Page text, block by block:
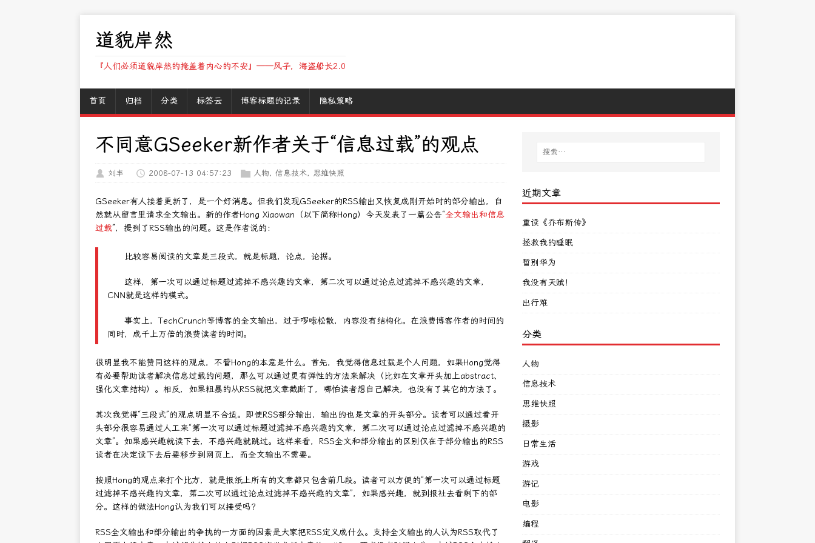
道貌岸然
『人们必须道貌岸然的掩盖着内心的不安』——风子，海盗船长2.0
首页 归档 分类 标签云 博客标题的记录 隐私策略
不同意GSeeker新作者关于“信息过载”的观点
刘丰 2008-07-13 04:57:23 人物 , 信息技术, 思维快照
GSeeker有人接着更新了，是一个好消息。但我们发现GSeeker的RSS输出又恢复成刚开始时的部分输出，自
然就从留言里请求全文输出。新的作者Hong Xiaowan（以下简称Hong）今天发表了一篇公告“全文输出和信息
过载”，提到了RSS输出的问题。这是作者说的：
比较容易阅读的文章是三段式，就是标题，论点，论据。
这样，第一次可以通过标题过滤掉不感兴趣的文章，第二次可以通过论点过滤掉不感兴趣的文章，
CNN就是这样的模式。
事实上，TechCrunch等博客的全文输出，过于啰嗦松散，内容没有结构化。在浪费博客作者的时间的
同时，成千上万倍的浪费读者的时间。
很明显我不能赞同这样的观点，不管Hong的本意是什么。首先，我觉得信息过载是个人问题，如果Hong觉得
有必要帮助读者解决信息过载的问题，那么可以通过更有弹性的方法来解决（比如在文章开头加上abstract、
强化文章结构）。相反，如果粗暴的从RSS就把文章截断了，哪怕读者想自己解决，也没有了其它的方法了。
其次我觉得“三段式”的观点明显不合适。即使RSS部分输出，输出的也是文章的开头部分。读者可以通过看开
头部分很容易通过人工来“第一次可以通过标题过滤掉不感兴趣的文章，第二次可以通过论点过滤掉不感兴趣的
文章”。如果感兴趣就读下去，不感兴趣就跳过。这样来看，RSS全文和部分输出的区别仅在于部分输出的RSS
读者在决定读下去后要移步到网页上，而全文输出不需要。
按照Hong的观点来打个比方，就是报纸上所有的文章都只包含前几段。读者可以方便的“第一次可以通过标题
过滤掉不感兴趣的文章，第二次可以通过论点过滤掉不感兴趣的文章”，如果感兴趣，就到报社去看剩下的部
分。这样的做法Hong认为我们可以接受吗？
RSS全文输出和部分输出的争执的一方面的因素是大家把RSS定义成什么。支持全文输出的人认为RSS取代了
近期文章
重读《乔布斯传》
拯救我的睡眠
暂别华为
我没有天赋！
出行难
分类
人物
信息技术
思维快照
摄影
日常生活
游戏
游记
电影
编程